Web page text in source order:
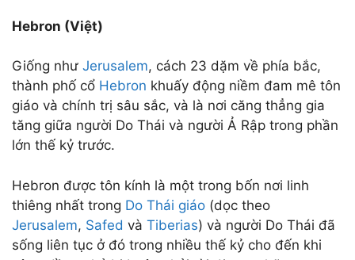
Hebron (Việt)
Giống như Jerusalem, cách 23 dặm về phía bắc,
thành phố cổ Hebron khuấy động niềm đam mê tôn
giáo và chính trị sâu sắc, và là nơi căng thẳng gia
tăng giữa người Do Thái và người Ả Rập trong phần
lớn thế kỷ trước.
Hebron được tôn kính là một trong bốn nơi linh
thiêng nhất trong Do Thái giáo (dọc theo
Jerusalem, Safed và Tiberias) và người Do Thái đã
sống liên tục ở đó trong nhiều thế kỷ cho đến khi